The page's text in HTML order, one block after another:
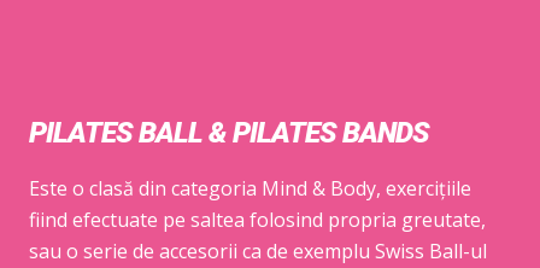
PILATES BALL & PILATES BANDS
Este o clasă din categoria Mind & Body, exercițiile
fiind efectuate pe saltea folosind propria greutate,
sau o serie de accesorii ca de exemplu Swiss Ball-ul